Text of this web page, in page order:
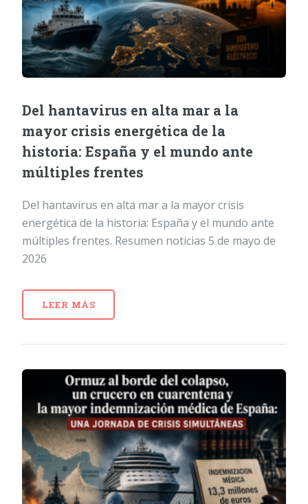
Del hantavirus en alta mar a la
mayor crisis energética de la
historia: España y el mundo ante
múltiples frentes
Del hantavirus en alta mar a la mayor crisis
energética de la historia: España y el mundo ante
múltiples frentes. Resumen noticias 5 de mayo de
2026
LEER MÁS